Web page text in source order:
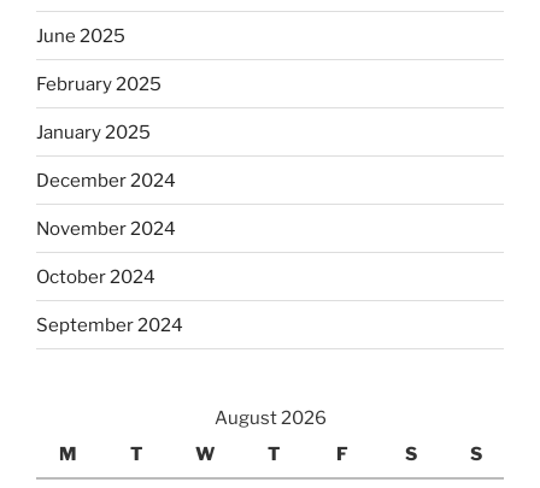
June 2025
February 2025
January 2025
December 2024
November 2024
October 2024
September 2024
August 2026
M
T W T F S S